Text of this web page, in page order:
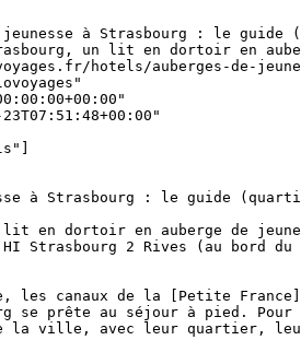
à Strasbourg : le guide
un lit en dortoir en
hotels/auberges-de-
à Strasbourg : le guide
lit en dortoir en auberge de
Strasbourg 2 Rives (au bord
les canaux de la [Petite
se prête au séjour à pied.
la ville, avec leur quartier,